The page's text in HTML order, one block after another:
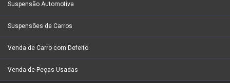
Suspensão Automotiva
Suspensões de Carros
Venda de Carro com Defeito
Venda de Peças Usadas